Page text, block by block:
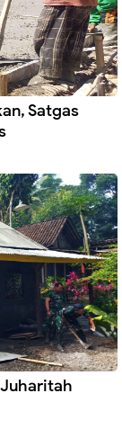
Satgas
Juharitah